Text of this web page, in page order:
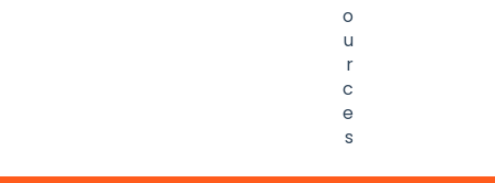
o
u
r
c
e
s